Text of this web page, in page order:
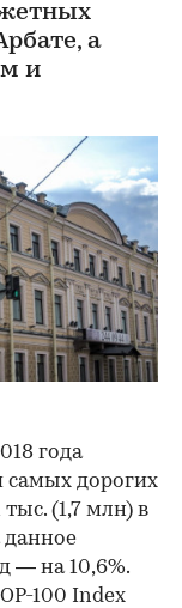
а
и
года
самых дорогих
(1,7 млн) в
данное
— на 10,6%.
100 Index